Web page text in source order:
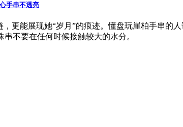
手串不透亮
，更能展现她“岁月”的痕迹。懂盘玩崖柏手串的
不要在任何时候接触较大的水分。